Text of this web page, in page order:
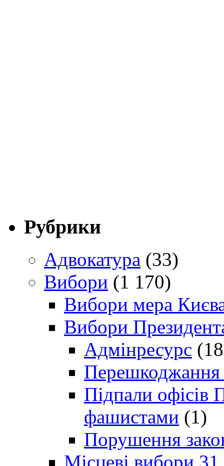
Рубрики
Адвокатура (33)
Вибори (1 170)
Вибори мера
Вибори
Адмінресурс
Перешкоджання
Підпали офісів
фашистами (1)
Порушення
Місцеві вибори